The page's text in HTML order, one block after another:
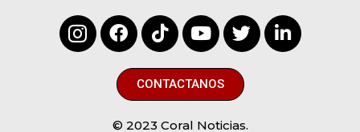
CONTACTANOS
© 2023 Coral Noticias.